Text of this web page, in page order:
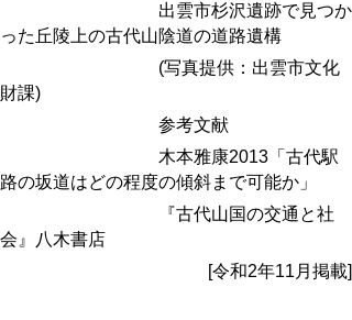
出雲市杉沢遺跡で見つか
った丘陵上の古代山陰道の道路遺構
(写真提供：出雲市文化
財課)
参考文献
木本雅康2013「古代駅
路の坂道はどの程度の傾斜まで可能か」
『古代山国の交通と社
会』八木書店
[令和2年11月掲載]